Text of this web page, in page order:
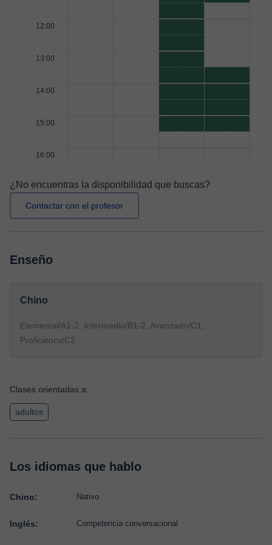
12:00
13:00
14:00
15:00
16:00
¿No encuentras la disponibilidad que buscas?
Contactar con el profesor
Enseño
Chino
Elemental/A1-2, Intermedio/B1-2, Avanzado/C1,
Proficiency/C2
Clases orientadas a:
adultos
Los idiomas que hablo
Chino: Nativo
Inglés: Competencia conversacional